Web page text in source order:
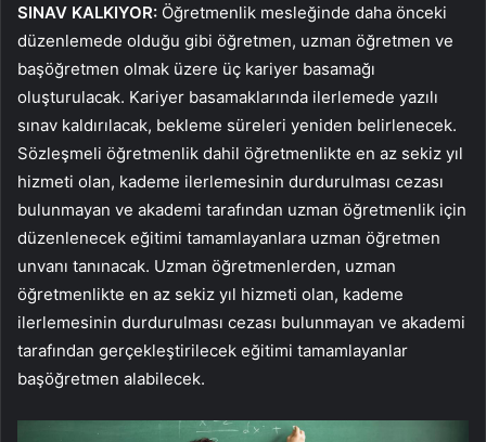
SINAV KALKIYOR: Öğretmenlik mesleğinde daha önceki
düzenlemede olduğu gibi öğretmen, uzman öğretmen ve
başöğretmen olmak üzere üç kariyer basamağı
oluşturulacak. Kariyer basamaklarında ilerlemede yazılı
sınav kaldırılacak, bekleme süreleri yeniden belirlenecek.
Sözleşmeli öğretmenlik dahil öğretmenlikte en az sekiz yıl
hizmeti olan, kademe ilerlemesinin durdurulması cezası
bulunmayan ve akademi tarafından uzman öğretmenlik için
düzenlenecek eğitimi tamamlayanlara uzman öğretmen
unvanı tanınacak. Uzman öğretmenlerden, uzman
öğretmenlikte en az sekiz yıl hizmeti olan, kademe
ilerlemesinin durdurulması cezası bulunmayan ve akademi
tarafından gerçekleştirilecek eğitimi tamamlayanlar
başöğretmen alabilecek.